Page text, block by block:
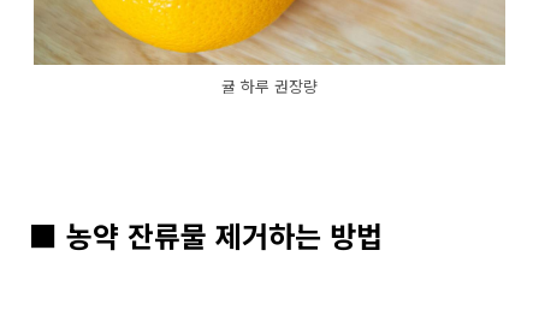
귤 하루 권장량
■ 농약 잔류물 제거하는 방법